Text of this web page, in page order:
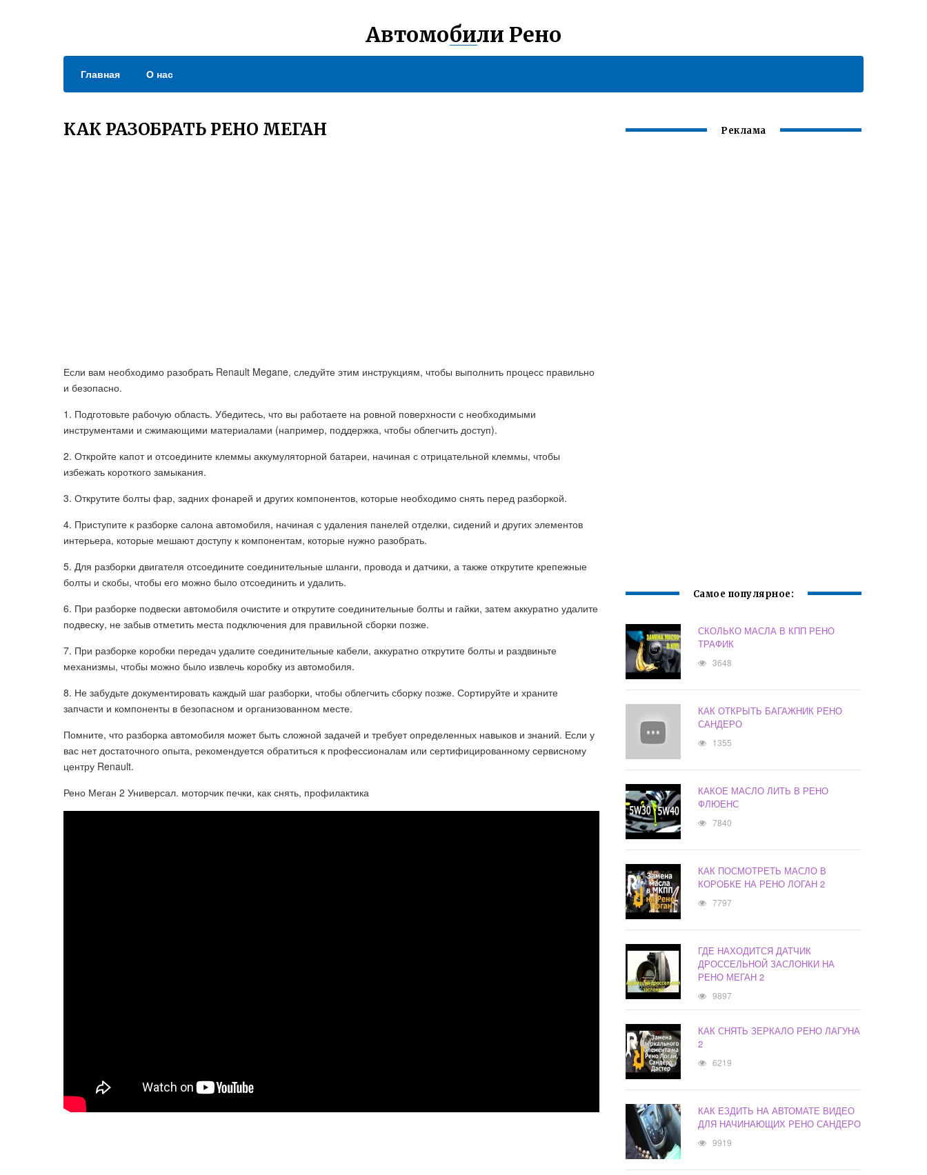
Автомобили Рено
Главная О нас
КАК РАЗОБРАТЬ РЕНО МЕГАН
Если вам необходимо разобрать Renault Megane, следуйте этим инструкциям, чтобы выполнить процесс правильно
и безопасно.
1. Подготовьте рабочую область. Убедитесь, что вы работаете на ровной поверхности с необходимыми
инструментами и сжимающими материалами (например, поддержка, чтобы облегчить доступ).
2. Откройте капот и отсоедините клеммы аккумуляторной батареи, начиная с отрицательной клеммы, чтобы
избежать короткого замыкания.
3. Открутите болты фар, задних фонарей и других компонентов, которые необходимо снять перед разборкой.
4. Приступите к разборке салона автомобиля, начиная с удаления панелей отделки, сидений и других элементов
интерьера, которые мешают доступу к компонентам, которые нужно разобрать.
5. Для разборки двигателя отсоедините соединительные шланги, провода и датчики, а также открутите крепежные
болты и скобы, чтобы его можно было отсоединить и удалить.
6. При разборке подвески автомобиля очистите и открутите соединительные болты и гайки, затем аккуратно удалите
подвеску, не забыв отметить места подключения для правильной сборки позже.
7. При разборке коробки передач удалите соединительные кабели, аккуратно открутите болты и раздвиньте
механизмы, чтобы можно было извлечь коробку из автомобиля.
8. Не забудьте документировать каждый шаг разборки, чтобы облегчить сборку позже. Сортируйте и храните
запчасти и компоненты в безопасном и организованном месте.
Помните, что разборка автомобиля может быть сложной задачей и требует определенных навыков и знаний. Если у
вас нет достаточного опыта, рекомендуется обратиться к профессионалам или сертифицированному сервисному
центру Renault.
Рено Меган 2 Универсал. моторчик печки, как снять, профилактика
Реклама
Самое популярное:
СКОЛЬКО МАСЛА В КПП РЕНО
ТРАФИК
3648
КАК ОТКРЫТЬ БАГАЖНИК РЕНО
САНДЕРО
1355
КАКОЕ МАСЛО ЛИТЬ В РЕНО
ФЛЮЕНС
7840
КАК ПОСМОТРЕТЬ МАСЛО В
КОРОБКЕ НА РЕНО ЛОГАН 2
7797
ГДЕ НАХОДИТСЯ ДАТЧИК
ДРОССЕЛЬНОЙ ЗАСЛОНКИ НА
РЕНО МЕГАН 2
9897
КАК СНЯТЬ ЗЕРКАЛО РЕНО ЛАГУНА
2
6219
КАК ЕЗДИТЬ НА АВТОМАТЕ ВИДЕО
ДЛЯ НАЧИНАЮЩИХ РЕНО САНДЕРО
9919